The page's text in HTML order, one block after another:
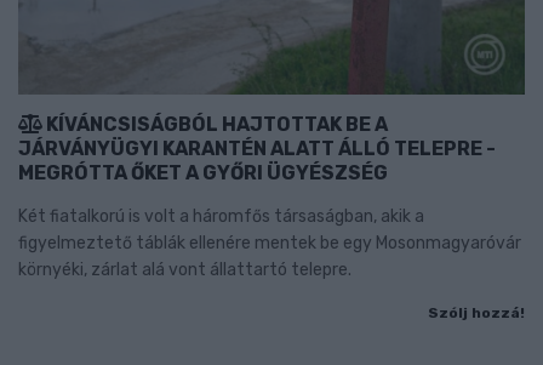
KÍVÁNCSISÁGBÓL HAJTOTTAK BE A
JÁRVÁNYÜGYI KARANTÉN ALATT ÁLLÓ TELEPRE -
MEGRÓTTA ŐKET A GYŐRI ÜGYÉSZSÉG
Két fiatalkorú is volt a háromfős társaságban, akik a
figyelmeztető táblák ellenére mentek be egy Mosonmagyaróvár
környéki, zárlat alá vont állattartó telepre.
Szólj hozzá!